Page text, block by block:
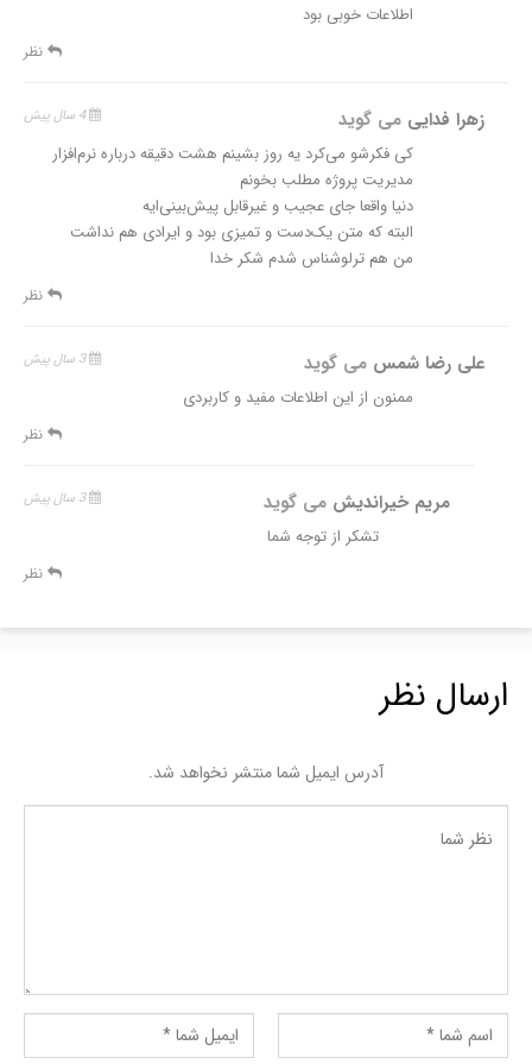
اطلاعات خوبی بود
نظر
زهرا فدایی می گوید 4 سال پیش
کی فکرشو می‌کرد یه روز‌ بشینم هشت دقیقه درباره نرم‌افزار
مدیریت پروژه مطلب بخونم
دنیا واقعا جای عجیب و غیرقابل پیش‌بینی‌ایه
‌البته که متن یک‌دست و تمیزی بود و ایرادی هم‌ نداشت
من هم ترلوشناس شدم شکر خدا
نظر
علی رضا شمس می گوید 3 سال پیش
ممنون از این اطلاعات مفید و کاربردی
نظر
مریم خیراندیش می گوید 3 سال پیش
تشکر از توجه شما
نظر
ارسال نظر
آدرس ایمیل شما منتشر نخواهد شد.